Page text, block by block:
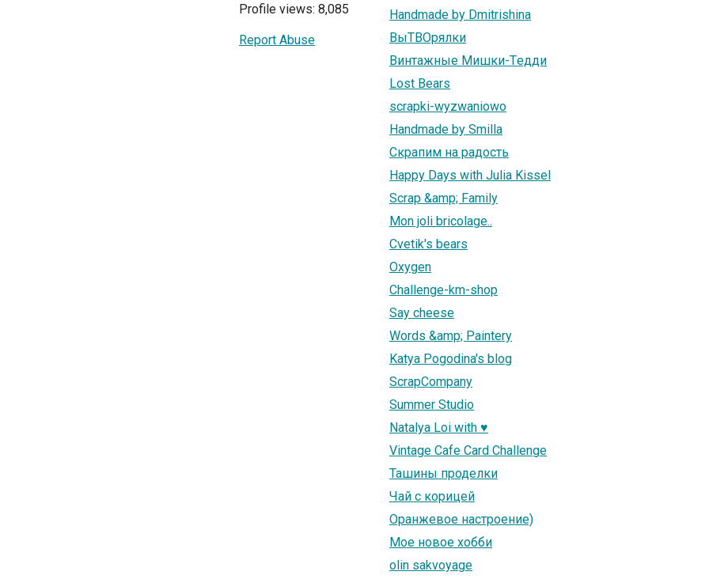
Profile views: 8,085
Report Abuse
Handmade by Dmitrishina
ВыТВОрялки
Винтажные Mишки-Tедди
Lost Bears
scrapki-wyzwaniowo
Handmade by Smilla
Скрапим на радость
Happy Days with Julia Kissel
Scrap &amp; Family
Mon joli bricolage..
Cvetik's bears
Oxygen
Challenge-km-shop
Say cheese
Words &amp; Paintery
Katya Pogodina's blog
ScrapCompany
Summer Studio
Natalya Loi with ♥
Vintage Cafe Card Challenge
Ташины проделки
Чай с корицей
Оранжевое настроение)
Мое новое хобби
olin sakvoyage